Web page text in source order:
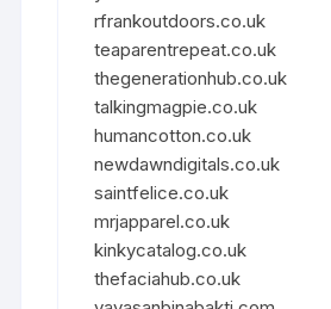
rfrankoutdoors.co.uk
teaparentrepeat.co.uk
thegenerationhub.co.uk
talkingmagpie.co.uk
humancotton.co.uk
newdawndigitals.co.uk
saintfelice.co.uk
mrjapparel.co.uk
kinkycatalog.co.uk
thefaciahub.co.uk